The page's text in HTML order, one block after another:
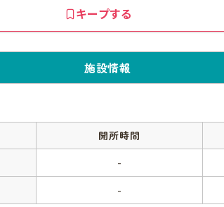
キープする
施設情報
開所時間
-
-